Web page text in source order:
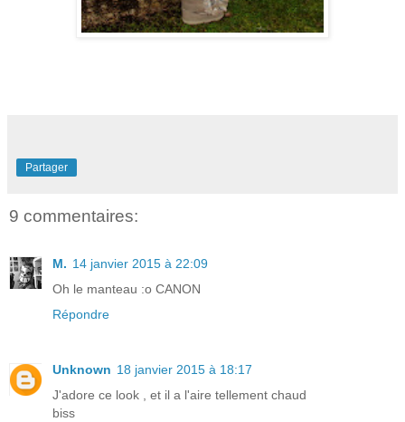
Partager
9 commentaires:
M. 14 janvier 2015 à 22:09
Oh le manteau :o CANON
Répondre
Unknown 18 janvier 2015 à 18:17
J'adore ce look , et il a l'aire tellement chaud
biss